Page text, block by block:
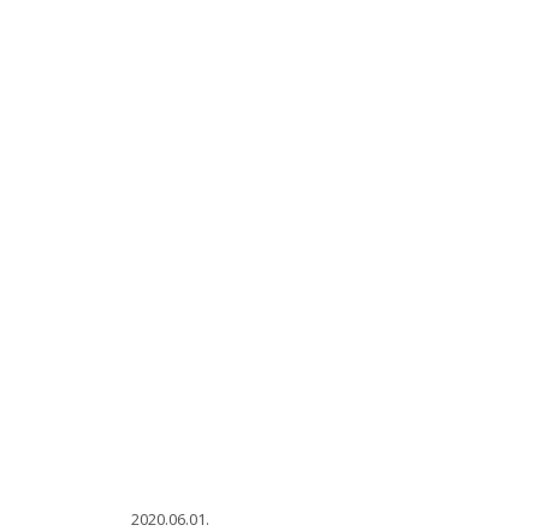
2020.06.01.